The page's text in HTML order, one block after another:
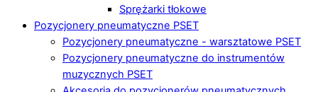
Sprężarki tłokowe
Pozycjonery pneumatyczne PSET
Pozycjonery pneumatyczne - warsztatowe PSET
Pozycjonery pneumatyczne do instrumentów
muzycznych PSET